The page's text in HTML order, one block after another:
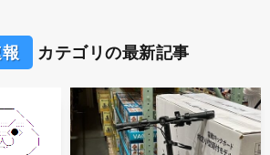
カテゴリの最新記事